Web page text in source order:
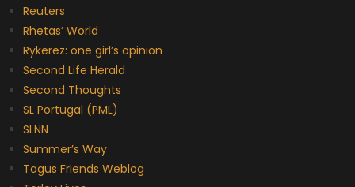
Reuters
Rhetas’ World
Rykerez: one girl’s opinion
Second Life Herald
Second Thoughts
SL Portugal (PML)
SLNN
Summer’s Way
Tagus Friends Weblog